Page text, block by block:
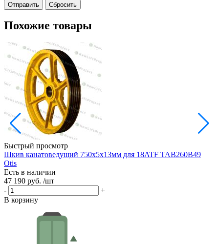
Сбросить
Похожие товары
Быстрый просмотр
Шкив канатоведущий 750х5х13мм для 18ATF TAB260B49
Otis
Есть в наличии
47 190 руб. /шт
-
+
В корзину